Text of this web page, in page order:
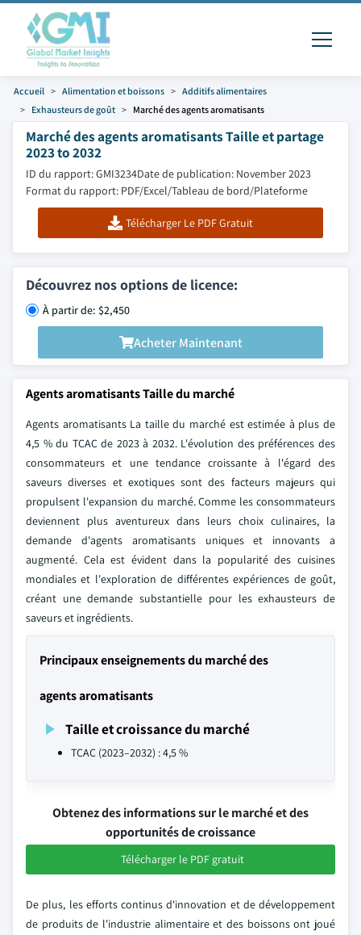
Accueil Alimentation et boissons
Additifs alimentaires
Exhausteurs de goût
Marché des agents aromatisants
Marché des agents aromatisants Taille et partage
2023 to 2032
ID du rapport: GMI3234Date de publication: November 2023
Format du rapport: PDF/Excel/Tableau de bord/Plateforme
Télécharger Le PDF Gratuit
Découvrez nos options de licence:
À partir de: $2,450
Acheter Maintenant
Agents aromatisants Taille du marché
Agents aromatisants La taille du marché est estimée à plus de
4,5 % du TCAC de 2023 à 2032. L'évolution des préférences des
consommateurs et une tendance croissante à l'égard des
saveurs diverses et exotiques sont des facteurs majeurs qui
propulsent l'expansion du marché. Comme les consommateurs
deviennent plus aventureux dans leurs choix culinaires, la
demande d'agents aromatisants uniques et innovants a
augmenté. Cela est évident dans la popularité des cuisines
mondiales et l'exploration de différentes expériences de goût,
créant une demande substantielle pour les exhausteurs de
saveurs et ingrédients.
Principaux enseignements du marché des
agents aromatisants
Taille et croissance du marché
TCAC (2023–2032) : 4,5 %
Obtenez des informations sur le marché et des
opportunités de croissance
Télécharger le PDF gratuit
De plus, les efforts continus d'innovation et de développement
de produits de l'industrie alimentaire et des boissons ont joué